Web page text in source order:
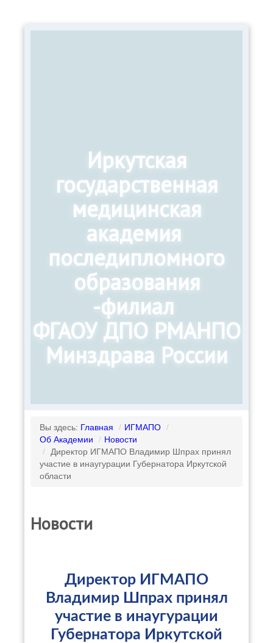
Иркутская
государственная
медицинская
академия
последипломного
образования
-филиал
ФГАОУ ДПО РМАНПО
Минздрава России
Вы здесь: Главная / ИГМАПО
/
Об Академии
/ Новости
/
Директор ИГМАПО Владимир Шпрах принял
участие в инаугурации Губернатора Иркутской
области
Новости
Директор ИГМАПО
Владимир Шпрах принял
участие в инаугурации
Губернатора Иркутской